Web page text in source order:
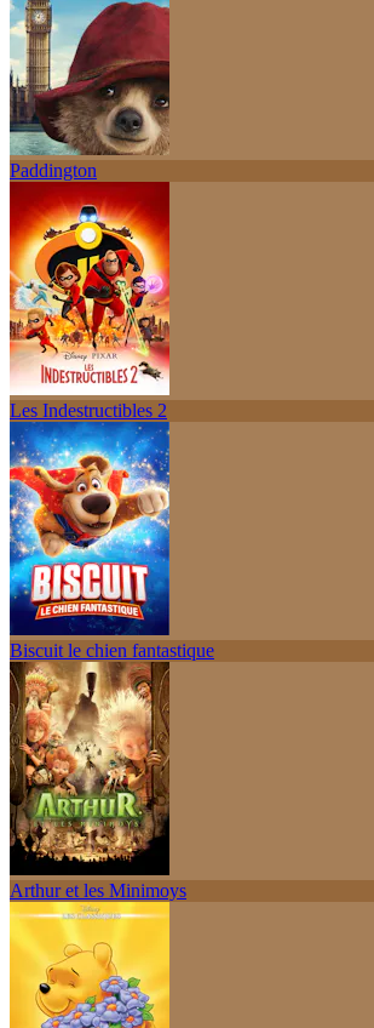
Paddington
Les Indestructibles 2
Biscuit le chien fantastique
Arthur et les Minimoys